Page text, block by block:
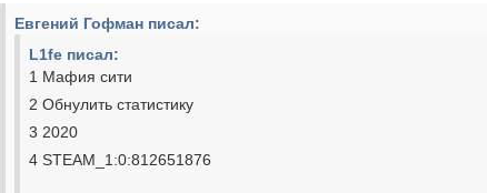
Евгений Гофман писал:
L1fe писал:
1 Мафия сити
2 Обнулить статистику
3 2020
4 STEAM_1:0:812651876